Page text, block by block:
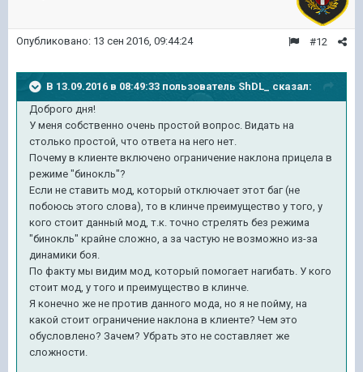
#12
Опубликовано: 13 сен 2016, 09:44:24
В 13.09.2016 в 08:49:33 пользователь ShDL_ сказал:
Доброго дня!
У меня собственно очень простой вопрос. Видать на
столько простой, что ответа на него нет.
Почему в клиенте включено ограничение наклона прицела в
режиме "бинокль"?
Если не ставить мод, который отключает этот баг (не
побоюсь этого слова), то в клинче преимущество у того, у
кого стоит данный мод, т.к. точно стрелять без режима
"бинокль" крайне сложно, а за частую не возможно из-за
динамики боя.
По факту мы видим мод, который помогает нагибать. У кого
стоит мод, у того и преимущество в клинче.
Я конечно же не против данного мода, но я не пойму, на
какой стоит ограничение наклона в клиенте? Чем это
обусловлено? Зачем? Убрать это не составляет же
сложности.